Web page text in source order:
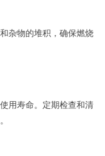
杂物的堆积，确保燃烧
用寿命。定期检查和清